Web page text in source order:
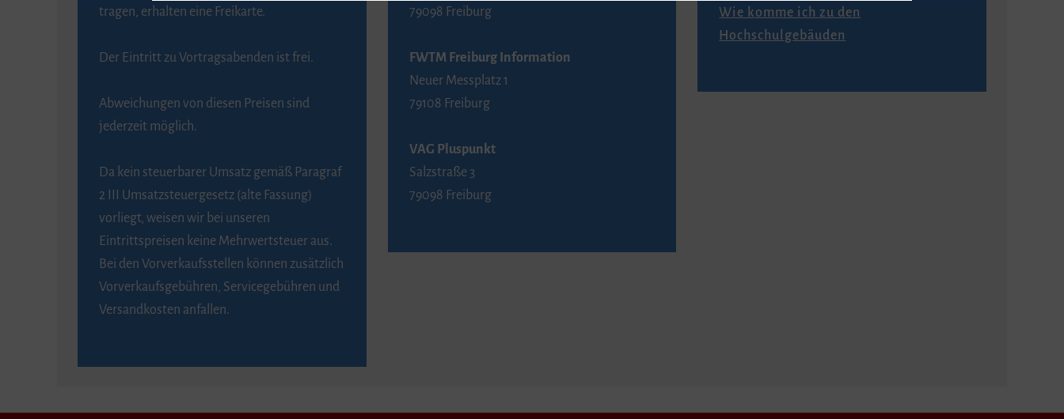
tragen, erhalten eine Freikarte.
Der Eintritt zu Vortragsabenden ist frei.
Abweichungen von diesen Preisen sind
jederzeit möglich.
Da kein steuerbarer Umsatz gemäß Paragraf
2 III Umsatzsteuergesetz (alte Fassung)
vorliegt, weisen wir bei unseren
Eintrittspreisen keine Mehrwertsteuer aus.
Bei den Vorverkaufsstellen können zusätzlich
Vorverkaufsgebühren, Servicegebühren und
Versandkosten anfallen.
79098 Freiburg
FWTM Freiburg Information
Neuer Messplatz 1
79108 Freiburg
VAG Pluspunkt
Salzstraße 3
79098 Freiburg
Wie komme ich zu den
Hochschulgebäuden